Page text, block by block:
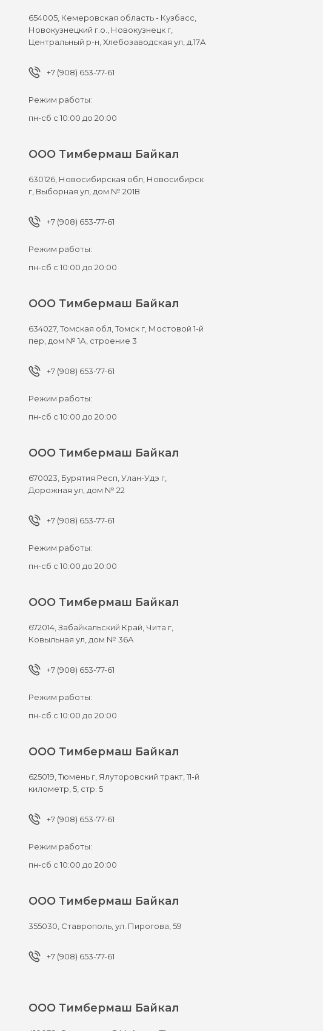
654005, Кемеровская область - Кузбасс,
Новокузнецкий г.о., Новокузнецк г,
Центральный р-н, Хлебозаводская ул, д.17А
+7 (908) 653-77-61
Режим работы:
пн-сб с 10:00 до 20:00
ООО Тимбермаш Байкал
630126, Новосибирская обл, Новосибирск
г, Выборная ул, дом № 201В
+7 (908) 653-77-61
Режим работы:
пн-сб с 10:00 до 20:00
ООО Тимбермаш Байкал
634027,Томская обл, Томск г, Мостовой 1-й
пер, дом № 1А, строение 3
+7 (908) 653-77-61
Режим работы:
пн-сб с 10:00 до 20:00
ООО Тимбермаш Байкал
670023, Бурятия Респ, Улан-Удэ г,
Дорожная ул, дом № 22
+7 (908) 653-77-61
Режим работы:
пн-сб с 10:00 до 20:00
ООО Тимбермаш Байкал
672014,Забайкальский Край, Чита г,
Ковыльная ул, дом № 36А
+7 (908) 653-77-61
Режим работы:
пн-сб с 10:00 до 20:00
ООО Тимбермаш Байкал
625019,Тюмень г, Ялуторовский тракт, 11-й
километр, 5, стр. 5
+7 (908) 653-77-61
Режим работы:
пн-сб с 10:00 до 20:00
ООО Тимбермаш Байкал
355030, Ставрополь,ул. Пирогова, 59
+7 (908) 653-77-61
ООО Тимбермаш Байкал